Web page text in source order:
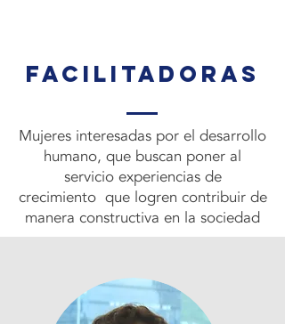
facilitadoras
Mujeres interesadas por el desarrollo
humano, que buscan poner al
servicio experiencias de
crecimiento que logren contribuir de
manera constructiva en la sociedad